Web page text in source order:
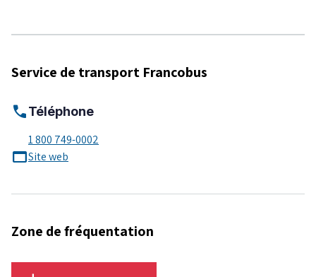
Service de transport Francobus
callTéléphone
1 800 749-0002
web_assetSite web
Zone de fréquentation